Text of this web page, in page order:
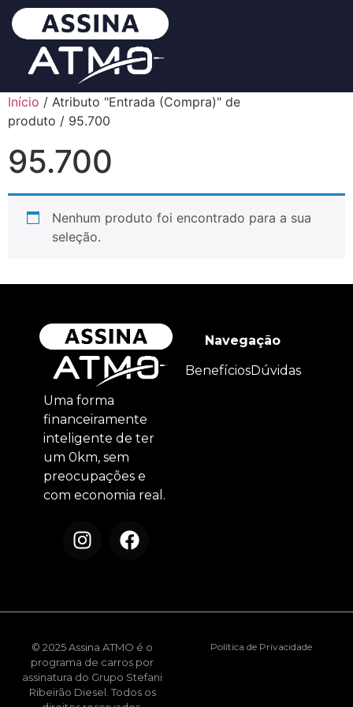
Início / Atributo "Entrada (Compra)" de
produto / 95.700
95.700
Nenhum produto foi encontrado para a sua
seleção.
Uma forma
financeiramente
inteligente de ter
um 0km, sem
preocupações e
com economia real.
Navegação
BenefíciosDúvidas
© 2025 Assina ATMO é o
programa de carros por
assinatura do Grupo Stefani
Ribeirão Diesel. Todos os
Política de Privacidade